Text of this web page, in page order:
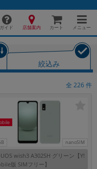
ガイド 店舗案内 カート メニュー
絞込み
全 226件
nanoSIM
wish3 A302SH グリーン【Y!
版 SIMフリー】
替える